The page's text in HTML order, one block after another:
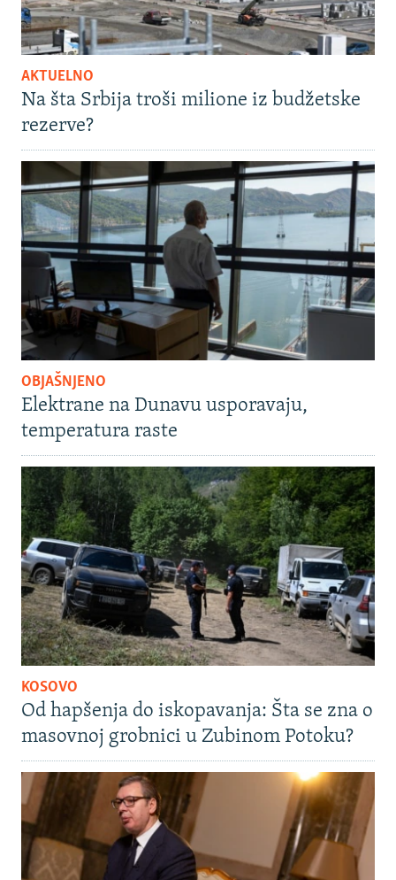
AKTUELNO
Na šta Srbija troši milione iz budžetske
rezerve?
OBJAŠNJENO
Elektrane na Dunavu usporavaju,
temperatura raste
KOSOVO
Od hapšenja do iskopavanja: Šta se zna o
masovnoj grobnici u Zubinom Potoku?